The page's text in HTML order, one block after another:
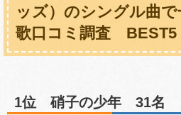
ッズ）のシングル曲
歌口コミ調査 BEST5
1位 硝子の少年 31名